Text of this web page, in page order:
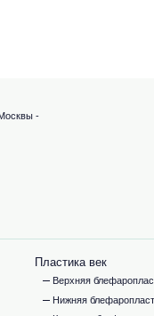
-
Пластика век
Верхняя
Нижняя